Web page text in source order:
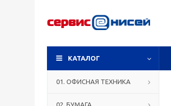
КАТАЛОГ
01. ОФИСНАЯ ТЕХНИКА
02. БУМАГА